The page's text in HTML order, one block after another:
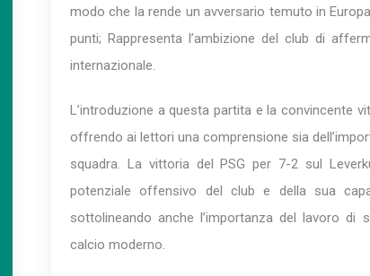
modo che la rende un avversario temuto in
punti; Rappresenta l’ambizione del club di
internazionale.
L’introduzione a questa partita e la convincente
offrendo ai lettori una comprensione sia
squadra. La vittoria del PSG per 7-2 sul
potenziale offensivo del club e della sua
sottolineando anche l’importanza del lavoro di
calcio moderno.